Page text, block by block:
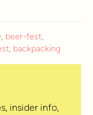
, beer-fest,
, backpacking
insider info,